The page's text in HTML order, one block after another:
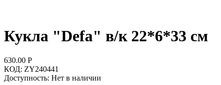
Кукла "Defa" в/к 22*6*33 см
630.00 Р
КОД: ZY240441
Доступность: Нет в наличии